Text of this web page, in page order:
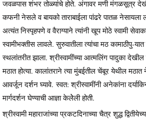
जवळपास शंभर तोळ्यांचे होते. अंगावर मणी मंगळसूत्र
कफनी नेसले व बायको ताराबाईला पांढरे पातळ नेसायला
अत्यंत निस्पृहपणे व वैराग्याने त्यांनी खूप मोठे स्वामी
स्वामीभक्तीस लावले. सुरुवातीला त्यांचा मठ कामाठीपु-
स्थलांतरीत झाला. श्रीस्वामींच्या आत्मलिंग पादुका देखील
मठात होत्या. कालांतराने त्या मुंबईतील चेंबूर येथील मठात
आवर्जून दर्शन घ्यावे. स्वत: श्रीस्वामींनी अनेकांना
मार्गदर्शन घेण्याची आज्ञा केलेेली होती.
श्रीस्वामी महाराजांच्या प्रकटदिनाच्या चैत्र शुद्ध